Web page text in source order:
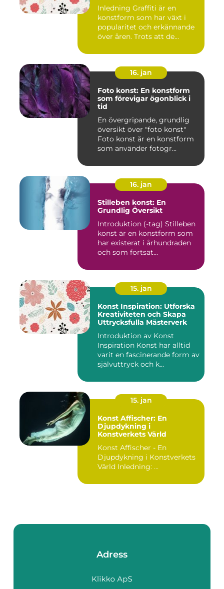
Inledning Graffiti är en
konstform som har växt i
popularitet och erkännande
över åren. Trots att de...
16. jan
Foto konst: En konstform
som förevigar ögonblick i
tid
En övergripande, grundlig
översikt över "foto konst"
Foto konst är en konstform
som använder fotogr...
16. jan
Stilleben konst: En
Grundlig Översikt
Introduktion (-tag) Stilleben
konst är en konstform som
har existerat i århundraden
och som fortsät...
15. jan
Konst Inspiration: Utforska
Kreativiteten och Skapa
Uttrycksfulla Mästerverk
Introduktion av Konst
Inspiration Konst har alltid
varit en fascinerande form av
självuttryck och k...
15. jan
Konst Affischer: En
Djupdykning i
Konstverkets Värld
Konst Affischer - En
Djupdykning i Konstverkets
Värld Inledning: ...
Adress